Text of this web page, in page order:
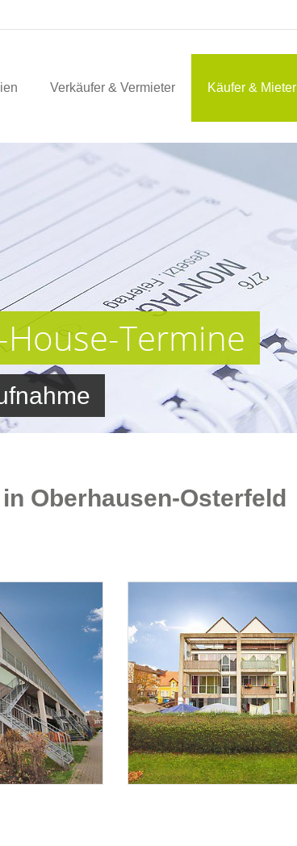
Verkäufer & Vermieter Käufer & Mieter
Termine
Oberhausen-Osterfeld